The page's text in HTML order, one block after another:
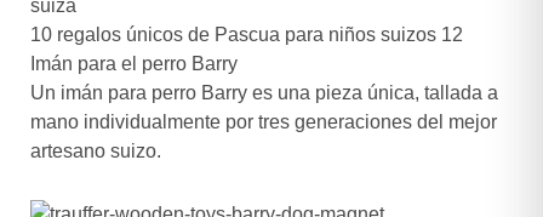
10 regalos únicos de Pascua para niños suizos 12
Imán para el perro Barry
Un imán para perro Barry es una pieza única, tallada a
mano individualmente por tres generaciones del mejor
artesano suizo.